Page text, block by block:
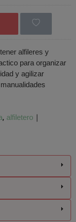
alfileres y
para organizar
y agilizar
alfiletero |